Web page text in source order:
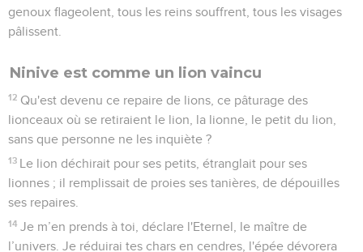
genoux flageolent, tous les reins souffrent, tous les visages
pâlissent.
Ninive est comme un lion vaincu
12 Qu'est devenu ce repaire de lions, ce pâturage des
lionceaux où se retiraient le lion, la lionne, le petit du lion,
sans que personne ne les inquiète ?
13 Le lion déchirait pour ses petits, étranglait pour ses
lionnes ; il remplissait de proies ses tanières, de dépouilles
ses repaires.
14 Je m’en prends à toi, déclare l'Eternel, le maître de
l’univers. Je réduirai tes chars en cendres, l'épée dévorera